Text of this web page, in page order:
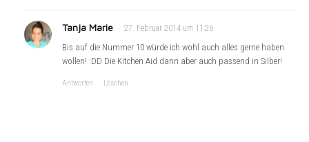
Tanja Marie 27. Februar 2014 um 11:26
Bis auf die Nummer 10 würde ich wohl auch alles gerne haben
wollen! :DD Die Kitchen Aid dann aber auch passend in Silber!
Antworten Löschen